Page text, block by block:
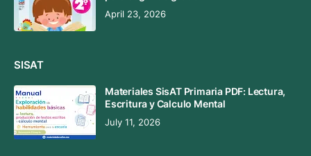
April 23, 2026
SISAT
Materiales SisAT Primaria PDF: Lectura,
Escritura y Calculo Mental
July 11, 2026